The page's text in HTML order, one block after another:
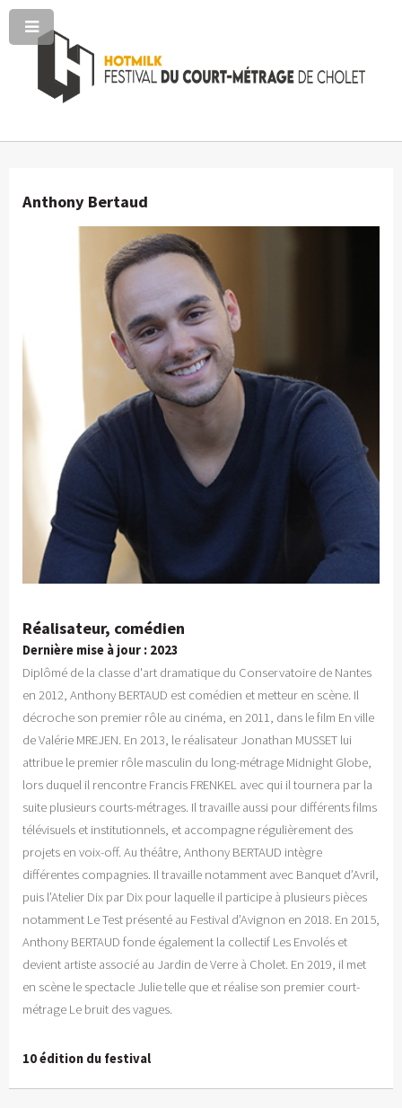
Anthony Bertaud
Réalisateur, comédien
Dernière mise à jour : 2023
Diplômé de la classe d'art dramatique du Conservatoire de Nantes
en 2012, Anthony BERTAUD est comédien et metteur en scène. Il
décroche son premier rôle au cinéma, en 2011, dans le film En ville
de Valérie MREJEN. En 2013, le réalisateur Jonathan MUSSET lui
attribue le premier rôle masculin du long-métrage Midnight Globe,
lors duquel il rencontre Francis FRENKEL avec qui il tournera par la
suite plusieurs courts-métrages. Il travaille aussi pour différents films
télévisuels et institutionnels, et accompagne régulièrement des
projets en voix-off. Au théâtre, Anthony BERTAUD intègre
différentes compagnies. Il travaille notamment avec Banquet d’Avril,
puis l’Atelier Dix par Dix pour laquelle il participe à plusieurs pièces
notamment Le Test présenté au Festival d’Avignon en 2018. En 2015,
Anthony BERTAUD fonde également la collectif Les Envolés et
devient artiste associé au Jardin de Verre à Cholet. En 2019, il met
en scène le spectacle Julie telle que et réalise son premier court-
métrage Le bruit des vagues.
10 édition du festival